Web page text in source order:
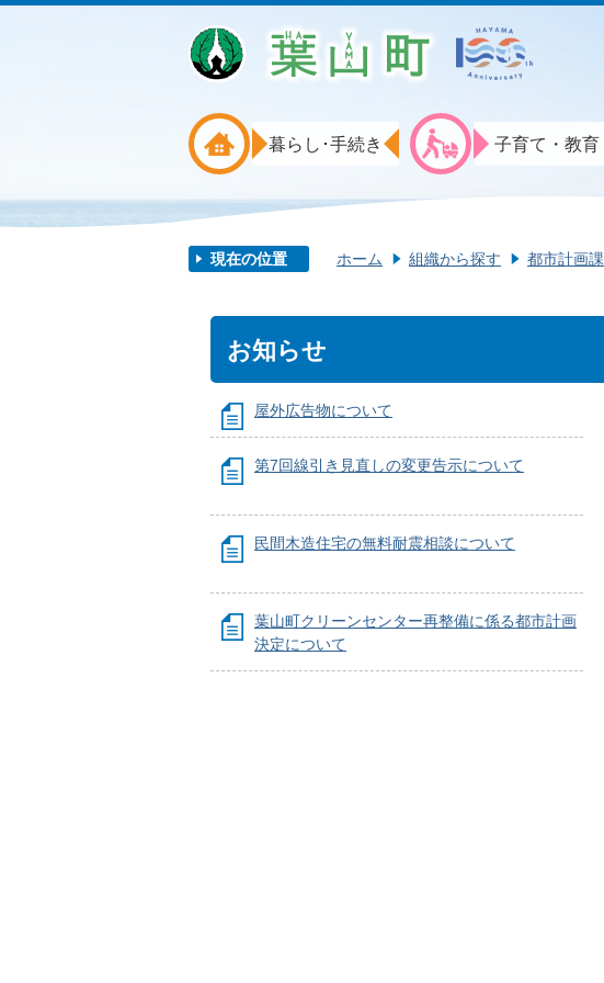
暮らし･手続き 子育て・教育
現在の位置 ホーム 組織から探す 都市計画課
お知らせ
屋外広告物について
第7回線引き見直しの変更告示について
民間木造住宅の無料耐震相談について
葉山町クリーンセンター再整備に係る都市計画
決定について